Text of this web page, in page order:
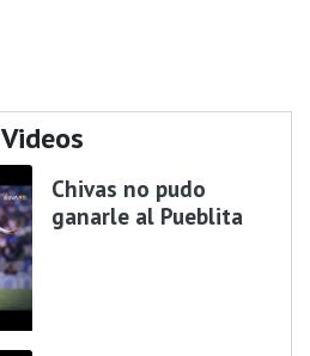
Videos
Chivas no pudo
ganarle al Pueblita